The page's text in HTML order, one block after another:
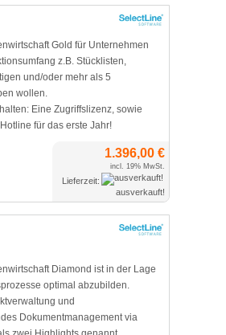
Gold für Unternehmen
z.B. Stücklisten,
und/oder mehr als 5
wollen.
Eine Zugriffslizenz, sowie
für das erste Jahr!
1.396,00 €
incl. 19% MwSt.
Lieferzeit:
ausverkauft!
Diamond ist in der Lage
optimal abzubilden.
und
Dokumentmanagement via